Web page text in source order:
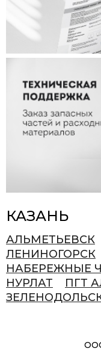
КАЗАНЬ
АЛЬМЕТЬЕВСК
ЛЕНИНОГОРСК
НАБЕРЕЖНЫЕ
НУРЛАТ
ПГТ